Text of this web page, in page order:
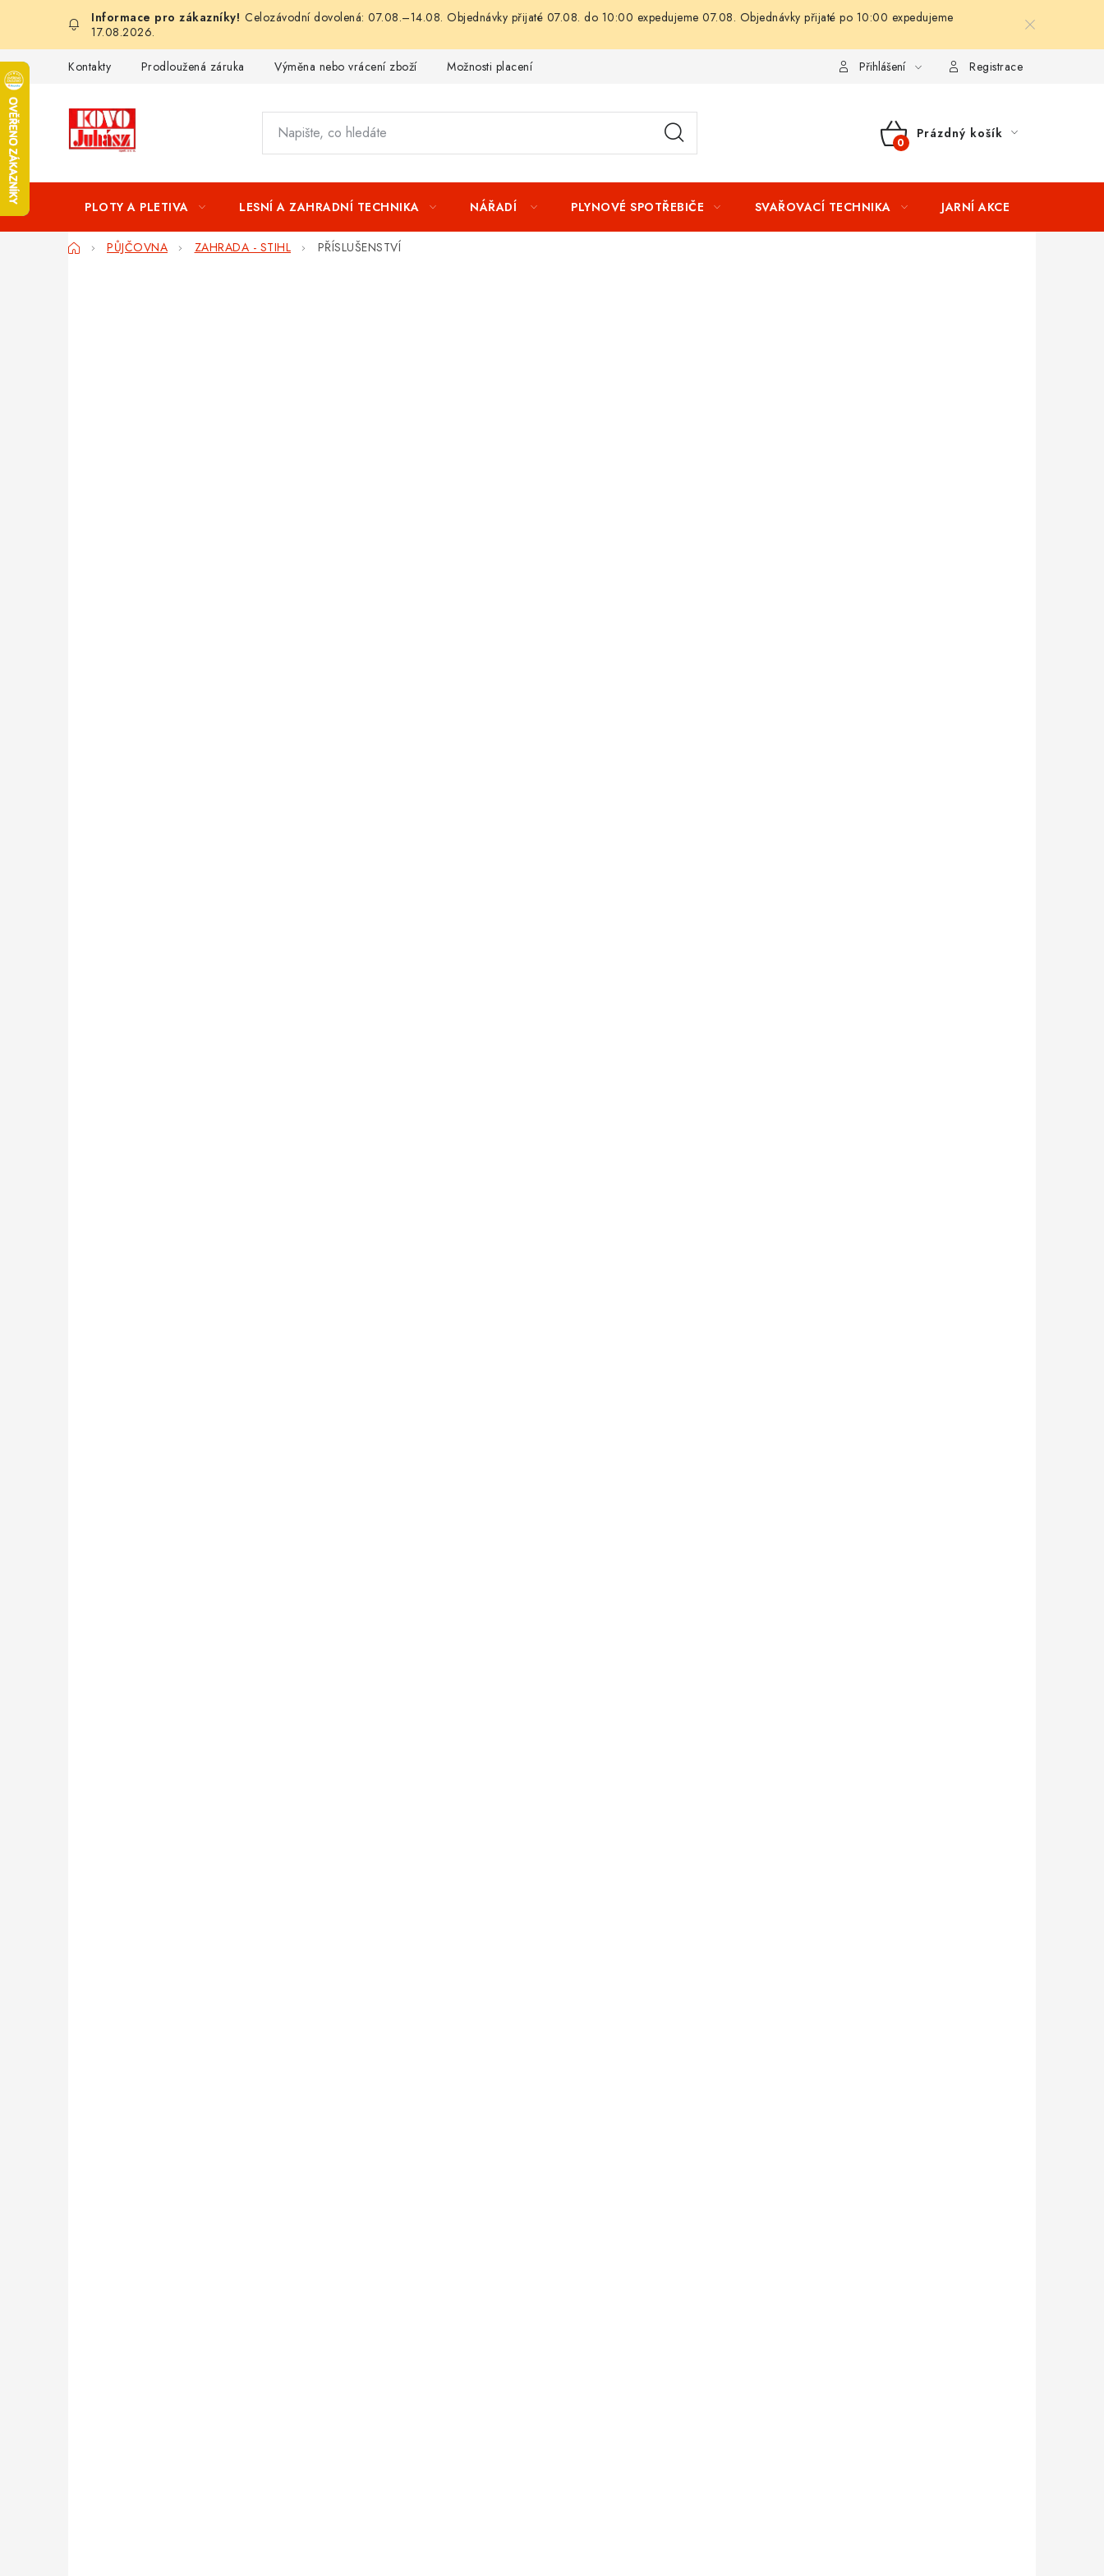
obsah
Celozávodní dovolená: 07.08.–14.08. Objednávky přijaté 07.08. do 10:00 expedujeme 07.08. Objednávky přijaté po 10:00 expedujeme
17.08.2026.
Kontakty Prodloužená záruka Výměna nebo vrácení zboží Možnosti placení Splátkový prodej Tabulka velikostí oblečení
Přihlášení Registrace
NÁKUPNÍ
Prázdný košík
PLOTY A PLETIVA LESNÍ A ZAHRADNÍ TECHNIKA NÁŘADÍ PLYNOVÉ SPOTŘEBIČE SVAŘOVACÍ TECHNIKA JARNÍ AKCE
DomůPŮJČOVNA ZAHRADA - STIHL PŘÍSLUŠENSTVÍ